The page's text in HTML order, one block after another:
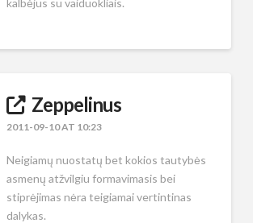
Zeppelinus
2011-09-10 AT 10:23
Neigiamų nuostatų bet kokios tautybės
asmenų atžvilgiu formavimasis bei
stiprėjimas nėra teigiamai vertintinas
dalykas.